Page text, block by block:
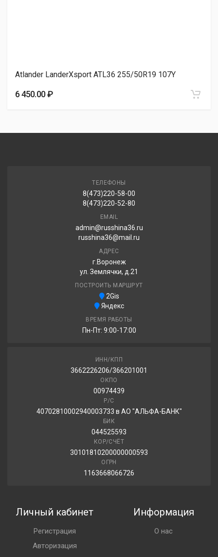
Evergreen DYNACOMFORT ES83 255/50R19 107V
Atlander LanderXsport ATL36 255/50R19 107Y
6 450.00 ₽
ТЕЛЕФОНЫ
8(473)220-58-00
8(473)220-52-80
EMAIL
admin@russhina36.ru
russhina36@mail.ru
АДРЕС
г.Воронеж
ул. Землячки, д.21
ПОСТРОИТЬ МАРШРУТ
2Gis
Яндекс
ВРЕМЯ РАБОТЫ
Пн-Пт: 9:00-17:00
ИНН/КПП
3662226206/366201001
ОКПО
00974439
Р/С
40702810002940003733 в АО "АЛЬФА-БАНК"
БИК
044525593
КОР/СЧЁТ
30101810200000000593
ОГРН
1163668066726
Личный кабинет
Регистрация
Авторизация
Информация
О нас